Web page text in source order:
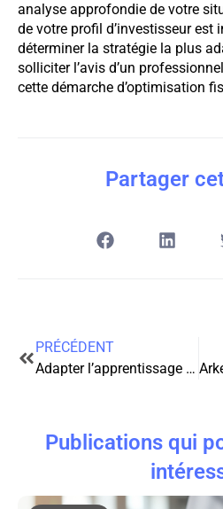
analyse approfondie de votre
de votre profil d’investisseur est
déterminer la stratégie la plus
solliciter l’avis d’un
cette démarche d’optimisation
Partager
PRÉCÉDENT
Adapter l’apprentissage de l’anglais aux profils professionnels
Publications qui